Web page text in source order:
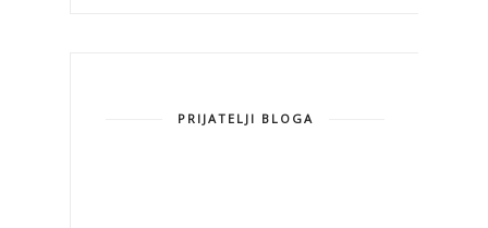
PRIJATELJI BLOGA